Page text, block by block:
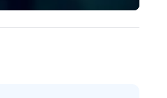
Conventa Crossover 2023,
proven expertise guarantees